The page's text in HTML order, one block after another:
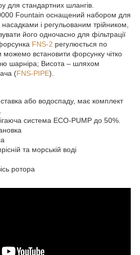
для стандартних шлангів.
Fountain оснащений набором для
і регульованим трійником,
його одночасно для фільтрації
FNS-2 регулюється по
можемо встановити форсунку чітко
шарніра; Висота – шляхом
(FNS-PIPE).
або водоспаду, має комплект
система ECO-PUMP до 50%.
та морській воді
ротора